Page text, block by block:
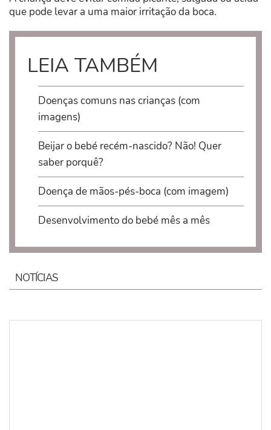
que pode levar a uma maior irritação da boca.
LEIA TAMBÉM
Doenças comuns nas crianças (com
imagens)
Beijar o bebé recém-nascido? Não! Quer
saber porquê?
Doença de mãos-pés-boca (com imagem)
Desenvolvimento do bebé mês a mês
NOTÍCIAS